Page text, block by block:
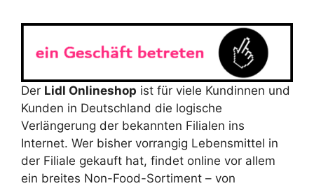
Der Lidl Onlineshop ist für viele Kundinnen und
Kunden in Deutschland die logische
Verlängerung der bekannten Filialen ins
Internet. Wer bisher vorrangig Lebensmittel in
der Filiale gekauft hat, findet online vor allem
ein breites Non-Food-Sortiment – von